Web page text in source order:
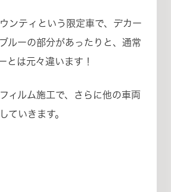
ンティという限定車で、デカー
ルーの部分があったりと、通常
とは元々違います！
ィルム施工で、さらに他の車両
ていきます。